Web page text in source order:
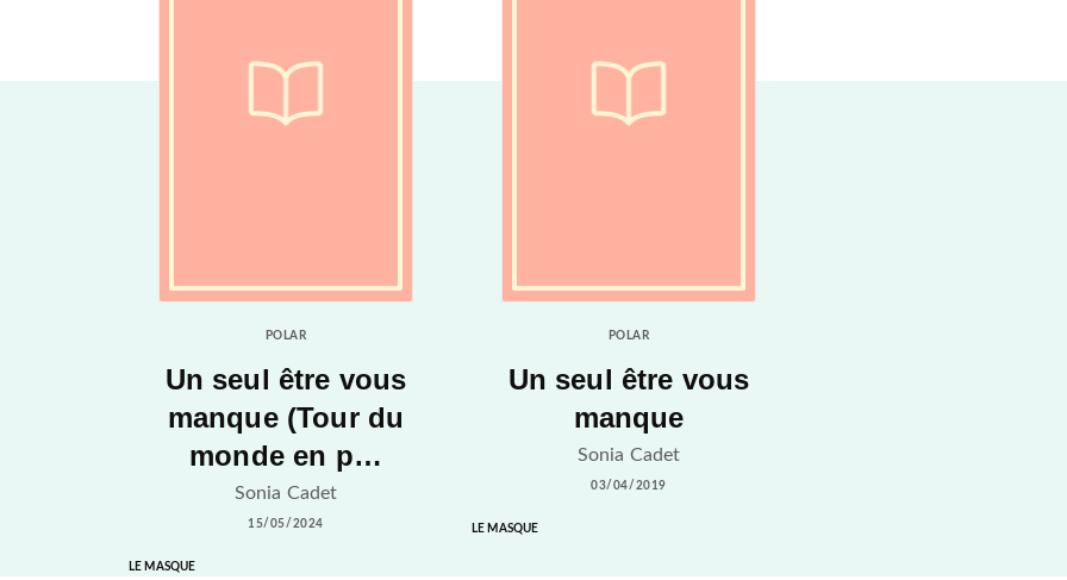
POLAR
Un seul être vous
manque (Tour du
monde en p…
Sonia Cadet
15/05/2024
LE MASQUE
POLAR
Un seul être vous
manque
Sonia Cadet
03/04/2019
LE MASQUE